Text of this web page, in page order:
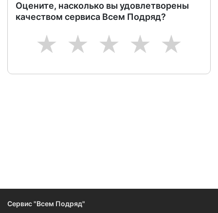
Оцените, насколько вы удовлетворены
качеством сервиса Всем Подряд?
5
4
3
2
1
Сервис "Всем Подряд"